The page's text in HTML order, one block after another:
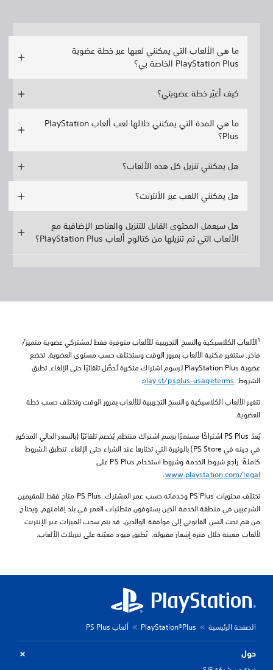
ما هي الألعاب التي يمكنني لعبها عبر خطة عضوية
PlayStation Plus الخاصة بي؟
كيف أغيّر خطة عضويتي؟
ما هي المدة التي يمكنني خلالها لعب ألعاب PlayStation
Plus؟
هل يمكنني تنزيل كل هذه الألعاب؟
هل يمكنني اللعب عبر الأنترنت؟
هل سيعمل المحتوى القابل للتنزيل والعناصر الإضافية مع
الألعاب التي تم تنزيلها من كتالوج ألعاب PlayStation Plus؟
1الألعاب الكلاسيكية والنسخ التجريبية للألعاب متوفرة فقط لمشتركي عضوية متميز/
فاخر. ستتغير مكتبة الألعاب بمرور الوقت وستختلف حسب مستوى العضوية. تخضع
عضوية PlayStation Plus لرسوم اشتراك متكررة تُحصًّل تلقائيًا حتى الإلغاء. تطبق
الشروط: play.st/psplus-usageterms
تتغير الألعاب الكلاسيكية والنسخ التجريبية للألعاب بمرور الوقت وتختلف حسب خطة
العضوية.
يُعدّ PS Plus اشتراكًا مستمرًا برسم اشتراك منتظم يُخصم تلقائيًا (بالسعر الحالي المذكور
في حينه في PS Store) بالوتيرة التي تختارها عند الشراء حتى الإلغاء. تنطبق الشروط
كاملةً: راجع شروط الخدمة وشروط استخدام PS Plus على
www.playstation.com/legal
.
تختلف محتويات PS Plus وخدماته حسب عمر المشترك. PS Plus متاح فقط للمقيمين
الشرعيين في منطقة الخدمة الذين يستوفون متطلبات العمر في بلد إقامتهم. ويحتاج
من هم تحت السن القانوني إلى موافقة الوالدين. قد يتم سحب الميزات عبر الإنترنت
لألعاب معينة خلال فترة إشعار مقبولة. تُطبق قيود معيّنة على تنزيلات الألعاب.
الصفحة الرئيسية PlayStation®Plus ألعاب PS Plus
حول